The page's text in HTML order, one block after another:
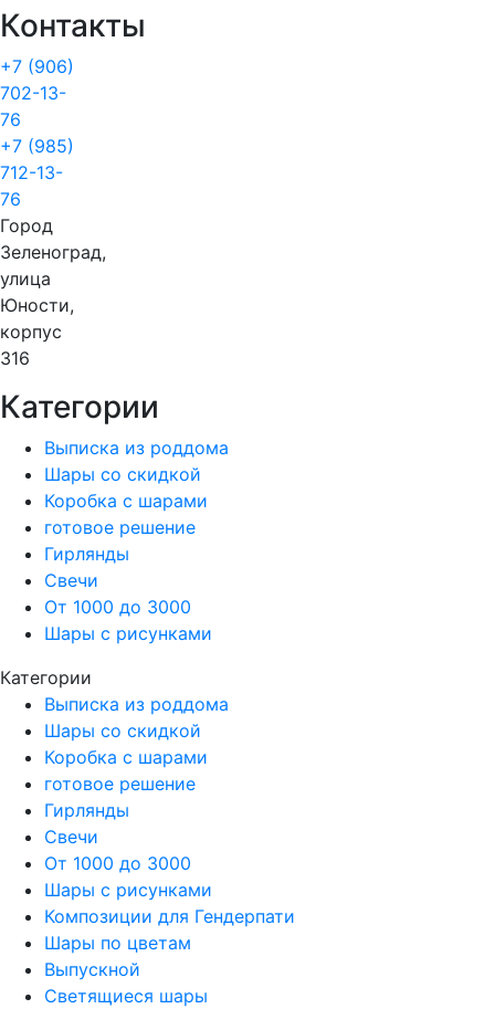
Контакты
+7 (906)
702-13-
76
+7 (985)
712-13-
76
Город
Зеленоград,
улица
Юности,
корпус
316
Категории
Выписка из роддома
Шары со скидкой
Коробка с шарами
готовое решение
Гирлянды
Свечи
От 1000 до 3000
Шары с рисунками
Категории
Выписка из роддома
Шары со скидкой
Коробка с шарами
готовое решение
Гирлянды
Свечи
От 1000 до 3000
Шары с рисунками
Композиции для Гендерпати
Шары по цветам
Выпускной
Светящиеся шары